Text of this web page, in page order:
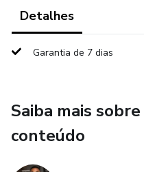
oportunidade de dar o
Detalhes
Garantia de 7 dias
Saiba mais
conteúdo